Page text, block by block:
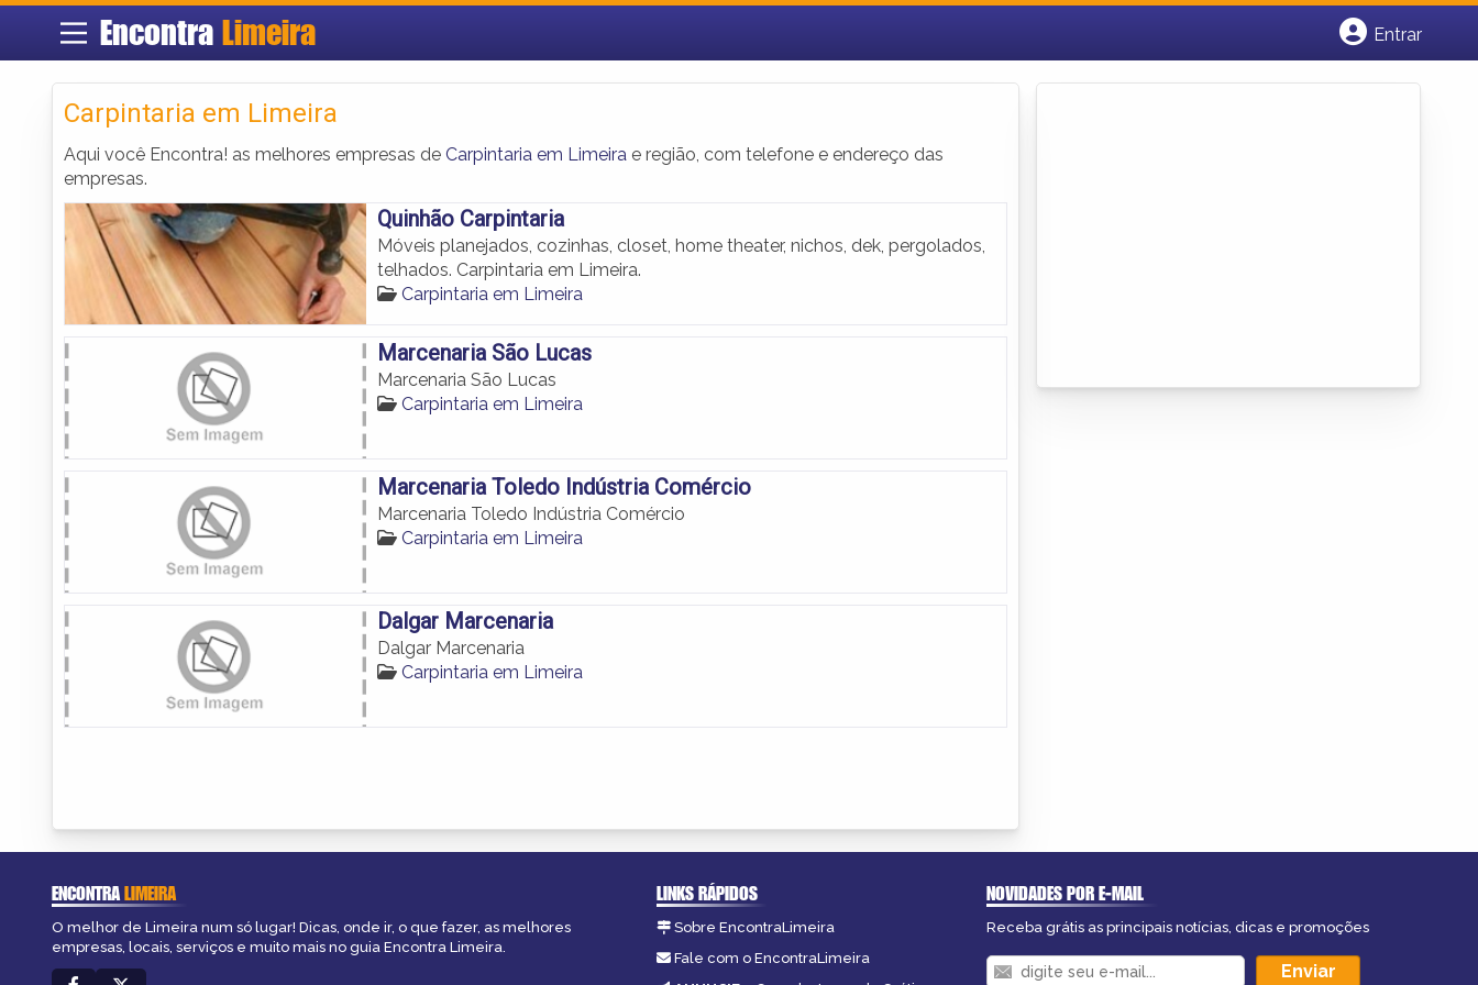
Encontra Limeira
Entrar
Carpintaria em Limeira
Aqui você Encontra! as melhores empresas de Carpintaria em Limeira e região, com telefone e endereço das
empresas.
Quinhão Carpintaria
Móveis planejados, cozinhas, closet, home theater, nichos, dek, pergolados,
telhados. Carpintaria em Limeira.
Carpintaria em Limeira
Marcenaria São Lucas
Marcenaria São Lucas
Carpintaria em Limeira
Marcenaria Toledo Indústria Comércio
Marcenaria Toledo Indústria Comércio
Carpintaria em Limeira
Dalgar Marcenaria
Dalgar Marcenaria
Carpintaria em Limeira
ENCONTRALIMEIRA
O melhor de Limeira num só lugar! Dicas, onde ir, o que fazer, as melhores
empresas, locais, serviços e muito mais no guia Encontra Limeira.
LINKS RÁPIDOS
Sobre EncontraLimeira
Fale com o EncontraLimeira
NOVIDADES POR E-MAIL
Receba grátis as principais notícias, dicas e promoções